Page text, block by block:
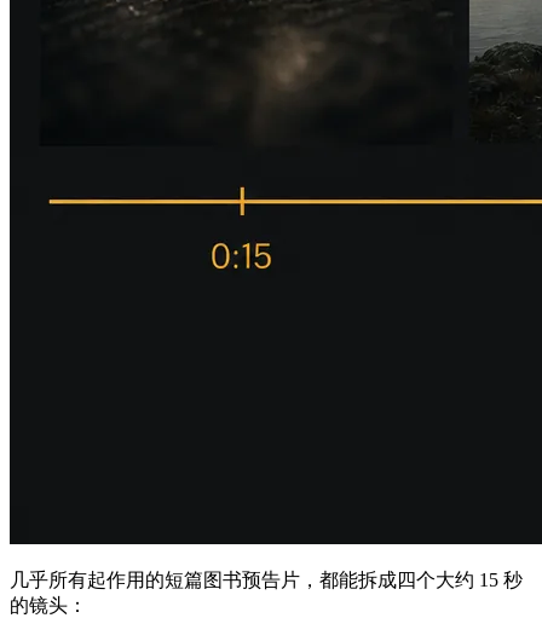
几乎所有起作用的短篇图书预告片，都能拆成四个大约 15 秒
的镜头：